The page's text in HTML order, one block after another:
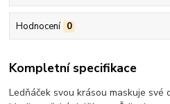
Hodnocení 0
Kompletní specifikace
Ledňáček svou krásou maskuje své